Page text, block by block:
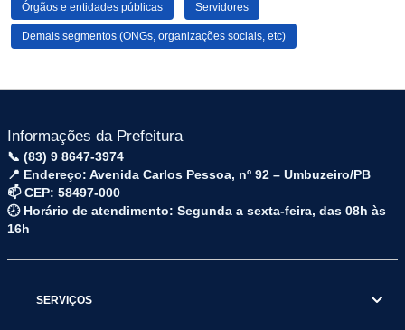
Órgãos e entidades públicas Servidores
Demais segmentos (ONGs, organizações sociais, etc)
Informações da Prefeitura
📞 (83) 9 8647-3974
📍 Endereço: Avenida Carlos Pessoa, nº 92 – Umbuzeiro/PB
📫 CEP: 58497-000
🕗 Horário de atendimento: Segunda a sexta-feira, das 08h às
16h
SERVIÇOS